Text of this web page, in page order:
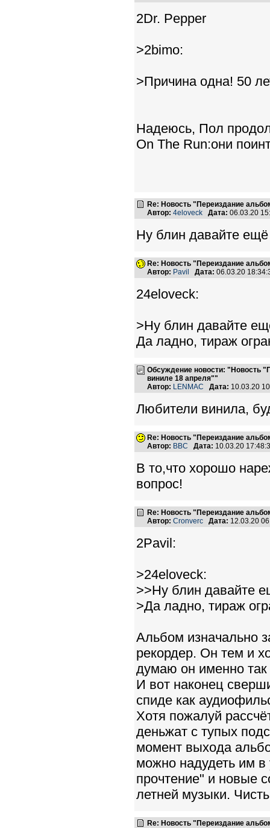
2Dr. Pepper
>2bimo:
>Причина одна! 50
Надеюсь, Пол
On The Run:они
Re: Новость "Переиздание
Автор: 4eloveck Дата: 06.03.20
Ну блин давайте ещё
Re: Новость "Переиздание
Автор: Pavil Дата: 06.03.20
24eloveck:
>Ну блин давайте
Да ладно, тираж
Обсуждение новости: "Новость
виниле 18 апреля""
Автор: LENMAC Дата: 10.03.20
Любители винила,
Re: Новость "Переиздание
Автор: BBC Дата: 10.03.20
В то,что хорошо
вопрос!
Re: Новость "Переиздание
Автор: Cronverc Дата: 12.03.20
2Pavil:
>24eloveck:
>>Ну блин давайте
>Да ладно, тираж
Альбом изначально
рекордер. Он тем и
думаю он именно
И вот наконец
спиде как
Хотя пожалуй
деньжат с тупых
момент выхода
можно надудеть им
прочтение" и новые
летней музыки.
Re: Новость "Переиздание